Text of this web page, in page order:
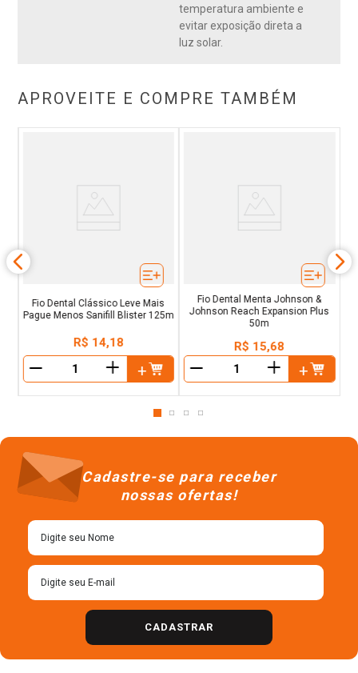
temperatura ambiente e
evitar exposição direta a
luz solar.
APROVEITE E COMPRE TAMBÉM
Fio Dental Clássico Leve Mais
Pague Menos Sanifill Blister 125m
R$ 14,18
＋
Fio Dental Menta Johnson &
Johnson Reach Expansion Plus
50m
R$ 15,68
＋
Cadastre-se para receber
nossas ofertas!
CADASTRAR